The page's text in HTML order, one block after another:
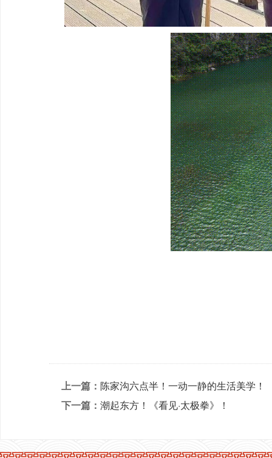
上一篇： 陈家沟六点半！一动一静的生活美学！
下一篇： 潮起东方！《看见·太极拳》！